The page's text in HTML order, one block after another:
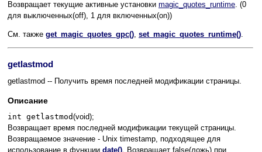
Возвращает текущие активные установки magic_quotes_runtime. (0
для выключенных(off), 1 для включенных(on))
См. также get_magic_quotes_gpc(), set_magic_quotes_runtime().
getlastmod
getlastmod -- Получить время последней модификации страницы.
Описание
int getlastmod(void);
Возвращает время последней модификации текущей страницы.
Возвращаемое значение - Unix timestamp, подходящее для
использование в функции date(). Возвращает false(ложь) при